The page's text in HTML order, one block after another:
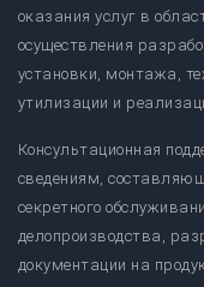
оказания услуг в
осуществления
установки, монтажа,
утилизации и
Консультационная
сведениям,
секретного
делопроизводства,
документации на